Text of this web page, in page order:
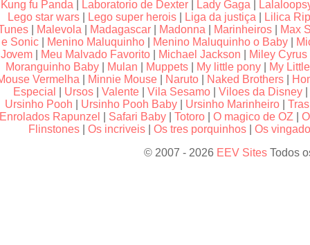
Kung fu Panda
Laboratorio de Dexter Lady Gaga
Lego star wars
Lego super herois Liga da justiça
Lilica
Malevola Madagascar Madonna Marinheiros
Max
e Sonic
Menino Maluquinho Menino Maluquinho o Baby
Jovem
Meu Malvado Favorito Michael Jackson Miley Cyrus
Moranguinho Baby
Mulan Muppets My little pony
My
Vermelha
Minnie Mouse Naruto Naked Brothers
Especial
Ursos |Valente |Vila Sesamo |Viloes da Disney
Ursinho Pooh
Ursinho Pooh Baby Ursinho Marinheiro |
Enrolados Rapunzel
Safari Baby Totoro O magico de OZ
Flinstones |Os incriveis |Os tres porquinhos |Os
© 2007 - 2026 EEV Sites Todos